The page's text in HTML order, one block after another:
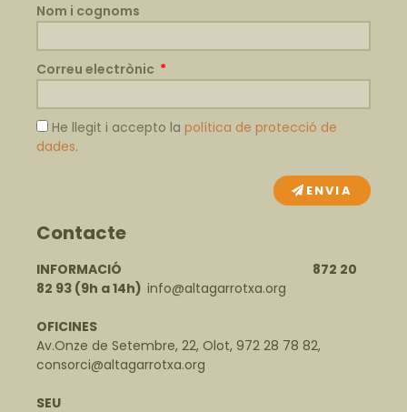
Nom i cognoms
Correu electrònic
He llegit i accepto la política de protecció de
dades.
ENVIA
Contacte
INFORMACIÓ 872 20
82 93 (9h a 14h) info@altagarrotxa.org
OFICINES
Av.Onze de Setembre, 22, Olot, 972 28 78 82,
consorci@altagarrotxa.org
SEU